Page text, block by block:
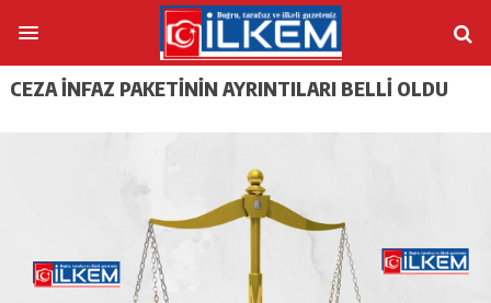
CEZA INFAZ PAKETININ AYRINTILARI BELLI OLDU